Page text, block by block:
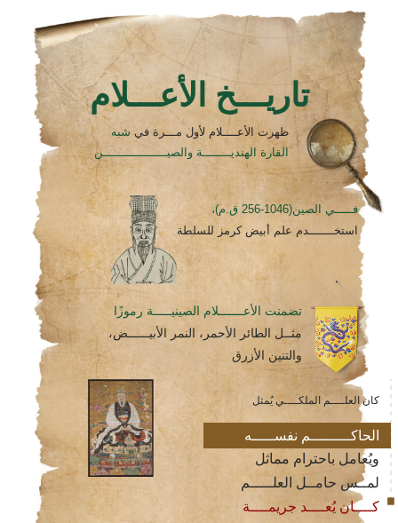
تاريـــخ الأعـــلام
ظهرت الأعــــلام لأول مـــرة في شبه
القارة الهنديــــــــة والصيــــــــــــــــــن
فـــــي الصين(1046-256 ق.م)،
استخـــــــدم علم أبيض كرمز للسلطة
تضمنت الأعـــــــلام الصينيـــــة رموزًا
مثــل الطائر الأحمر، النمر الأبيــــــض،
والتنين الأزرق
كان العلــــم الملكــــي يُمثل
الحاكـــــــــم نفســـــه
ويُعامل باحترام مماثل
لمــس حامــل العلـــــم
كــــان يُعــــد جريمــــة